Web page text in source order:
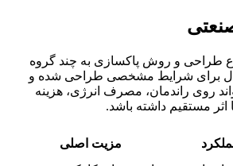
طراحی و روش پاکسازی به چند گروه
برای شرایط مشخصی طراحی شده و
روی راندمان، مصرف انرژی، هزینه
مستقیم داشته باشد.
مزیت اصلی